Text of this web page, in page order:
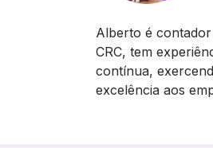
Alberto é
CRC, tem
contínua,
excelência aos